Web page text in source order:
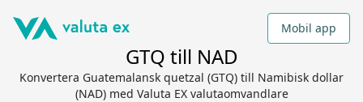
Mobil app
GTQ till NAD
Konvertera Guatemalansk quetzal (GTQ) till Namibisk dollar
(NAD) med Valuta EX valutaomvandlare